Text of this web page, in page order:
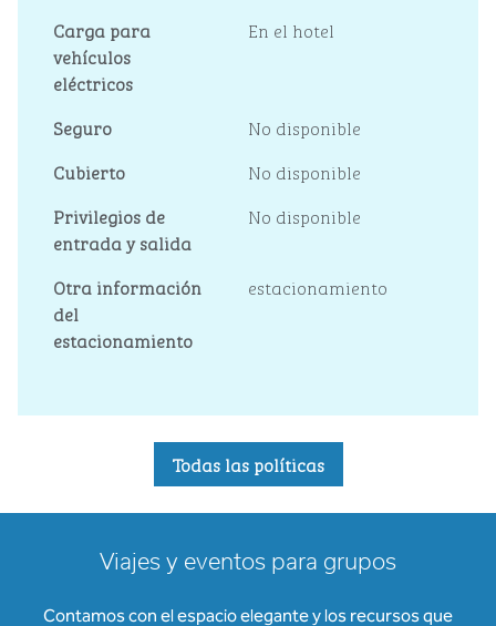
Carga para
vehículos
eléctricos
En el hotel
Seguro
No disponible
Cubierto
No disponible
Privilegios de
entrada y salida
No disponible
Otra información
del
estacionamiento
estacionamiento
Todas las políticas
Viajes y eventos para grupos
Contamos con el espacio elegante y los recursos que